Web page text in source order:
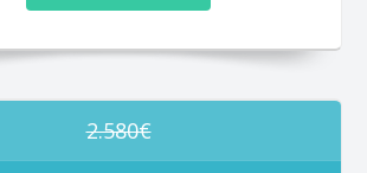
2.580€